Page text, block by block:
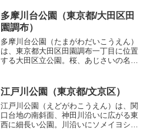
は「埼玉県名発祥之碑」という石碑が立
っています。さきたま古墳...
多摩川台公園（東京都/大田区田
園調布）
多摩川台公園（たまがわだいこうえん）
は、東京都大田区田園調布一丁目に位置
する大田区立公園。桜、あじさいの名所
日には遠く丹沢の山並みや富士山を見る
ことができます。67...
江戸川公園（東京都/文京区）
江戸川公園（えどがわこうえん）は、関
口台地の南斜面、神田川沿いに広がる東
西に細長い公園。川沿いにソメイヨシノ